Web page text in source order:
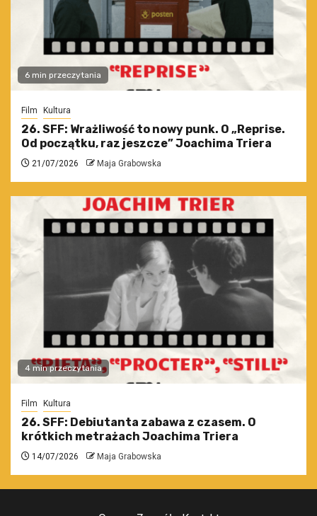
6 min przeczytania
Film Kultura
26. SFF: Wrażliwość to nowy punk. O „Reprise.
Od początku, raz jeszcze” Joachima Triera
21/07/2026 Maja Grabowska
4 min przeczytania
Film Kultura
26. SFF: Debiutanta zabawa z czasem. O
krótkich metrażach Joachima Triera
14/07/2026 Maja Grabowska